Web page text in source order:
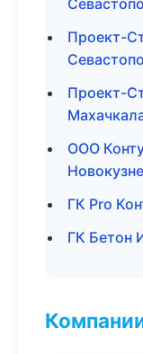
Проект-
Проект-
ООО
ГК Pro
ГК Бетон